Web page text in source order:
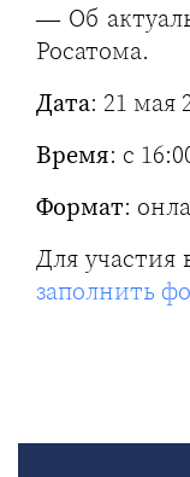
— Об
Росатома.
Дата: 21 мая
Время: с
Формат:
Для участия
заполнить